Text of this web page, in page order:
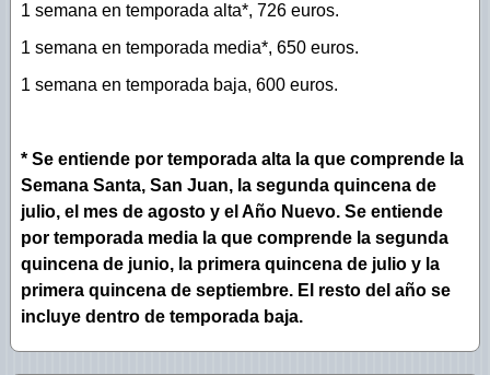
1 semana en temporada alta*, 726 euros.
1 semana en temporada media*, 650 euros.
1 semana en temporada baja, 600 euros.
* Se entiende por temporada alta la que comprende la
Semana Santa, San Juan, la segunda quincena de
julio, el mes de agosto y el Año Nuevo. Se entiende
por temporada media la que comprende la segunda
quincena de junio, la primera quincena de julio y la
primera quincena de septiembre. El resto del año se
incluye dentro de temporada baja.